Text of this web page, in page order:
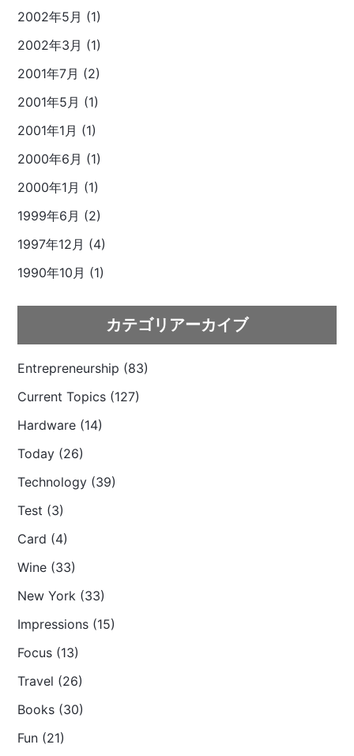
2002年5月 (1)
2002年3月 (1)
2001年7月 (2)
2001年5月 (1)
2001年1月 (1)
2000年6月 (1)
2000年1月 (1)
1999年6月 (2)
1997年12月 (4)
1990年10月 (1)
カテゴリアーカイブ
Entrepreneurship (83)
Current Topics (127)
Hardware (14)
Today (26)
Technology (39)
Test (3)
Card (4)
Wine (33)
New York (33)
Impressions (15)
Focus (13)
Travel (26)
Books (30)
Fun (21)